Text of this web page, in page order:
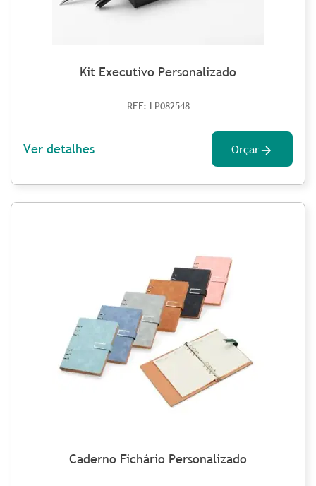
Kit Executivo Personalizado
REF: LP082548
Ver detalhes Orçar
Caderno Fichário Personalizado